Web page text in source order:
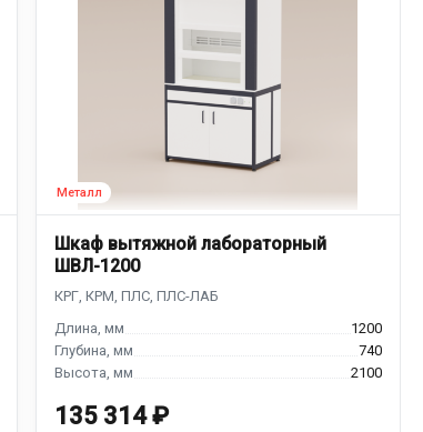
Шкаф вытяжной лабораторный
ШВЛ-1200
1200
740
2100
135 314 ₽